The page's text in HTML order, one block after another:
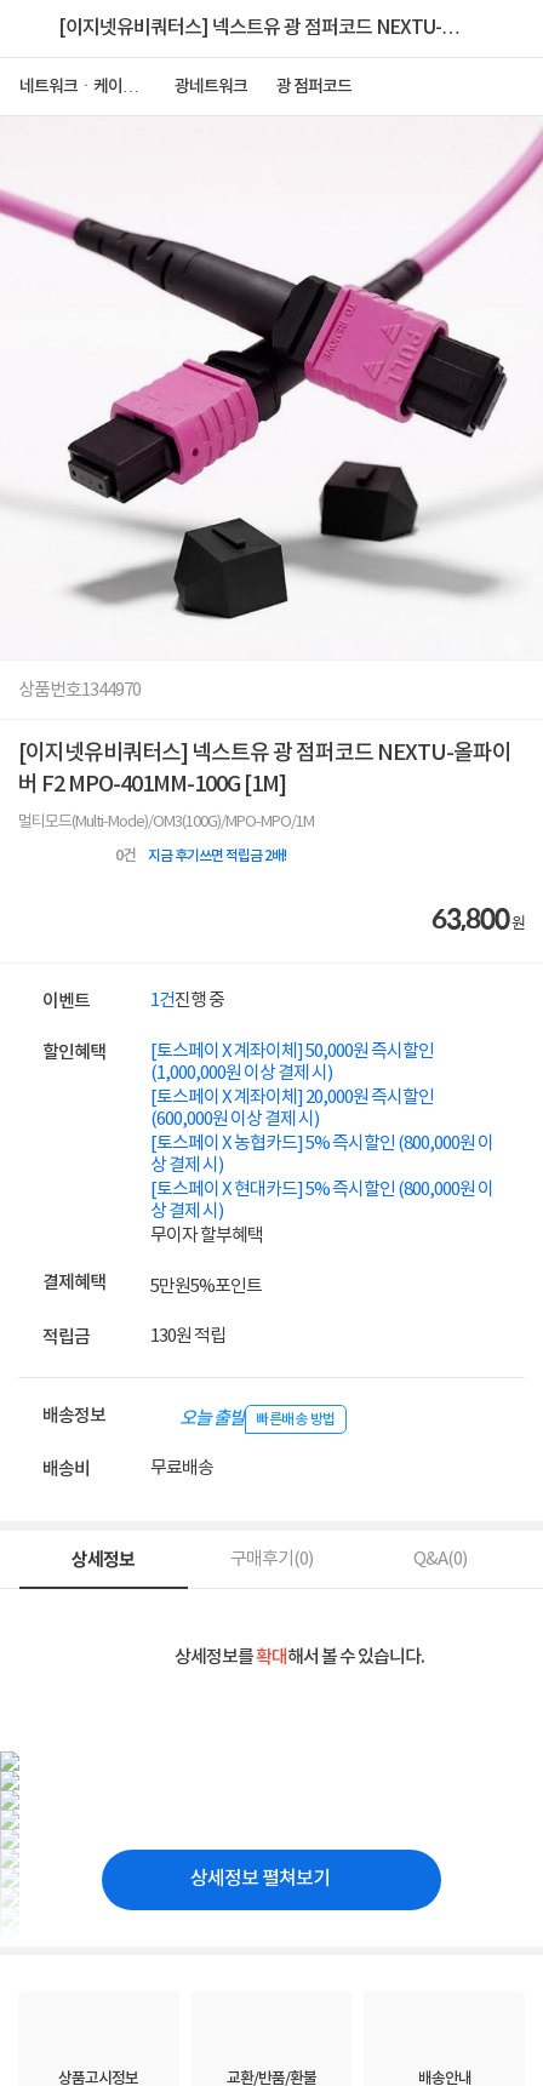
[이지넷유비쿼터스] 넥스트유 광 점퍼코드 NEXTU-올
네트워크ㆍ케이블
광네트워크 광 점퍼코드
상품번호1344970
[이지넷유비쿼터스] 넥스트유 광 점퍼코드 NEXTU-올파이
버 F2 MPO-401MM-100G [1M]
멀티모드(Multi-Mode)/OM3(100G)/MPO-MPO/1M
0건 지금 후기쓰면 적립금 2배!
63,800원
이벤트 1건진행 중
할인혜택
[토스페이 X 계좌이체] 50,000원 즉시할인
(1,000,000원 이상 결제 시)
[토스페이 X 계좌이체] 20,000원 즉시할인
(600,000원 이상 결제 시)
[토스페이 X 농협카드] 5% 즉시할인 (800,000원 이
상 결제 시)
[토스페이 X 현대카드] 5% 즉시할인 (800,000원 이
상 결제 시)
무이자 할부혜택
결제혜택 5만원5%포인트
적립금 130원 적립
배송정보 오늘 출발 빠른배송 방법
배송비 무료배송
상세정보 구매후기(0) Q&A(0)
상세정보를확대해서 볼 수 있습니다.
상세정보 펼쳐보기
상품고시정보 교환/반품/환불 배송안내